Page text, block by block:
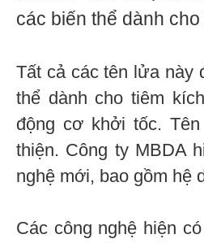
các biến thể dành
Tất cả các tên lửa này
thể dành cho tiêm
động cơ khởi tốc.
thiện. Công ty MBDA
nghệ mới, bao gồm hệ
Các công nghệ hiện